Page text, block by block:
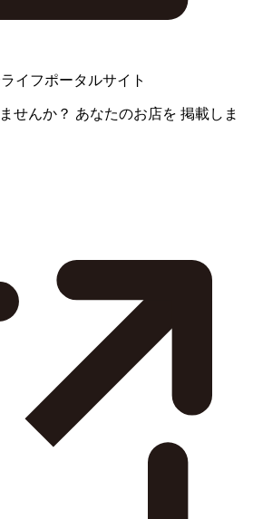
イフポータルサイト
せんか？ あなたのお店を 掲載しま